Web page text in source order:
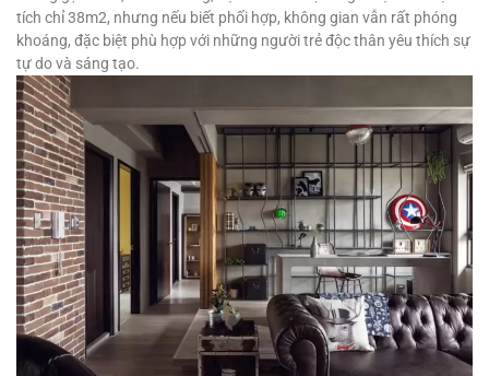
tích chỉ 38m2, nhưng nếu biết phối hợp, không gian vẫn rất phóng
khoáng, đặc biệt phù hợp với những người trẻ độc thân yêu thích sự
tự do và sáng tạo.